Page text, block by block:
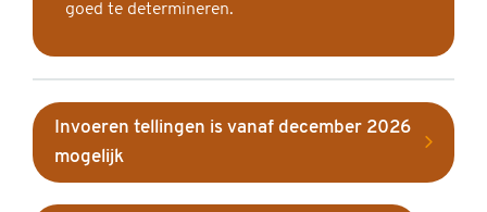
goed te determineren.
Invoeren tellingen is vanaf december 2026
mogelijk